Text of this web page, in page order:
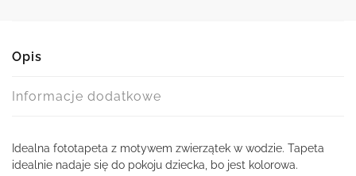
Opis
Informacje dodatkowe
Idealna fototapeta z motywem zwierzątek w wodzie. Tapeta
idealnie nadaje się do pokoju dziecka, bo jest kolorowa.